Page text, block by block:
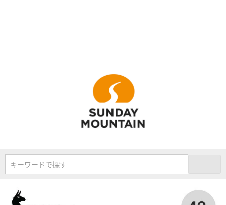
キーワードで探す